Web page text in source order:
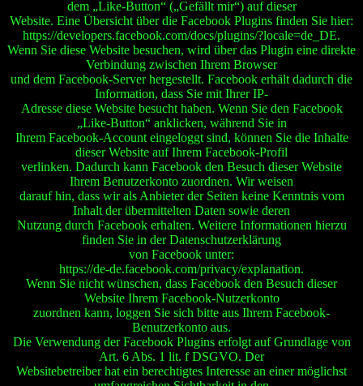
dem „Like-Button“ („Gefällt mir“) auf dieser
Website. Eine Übersicht über die Facebook Plugins finden Sie hier:
https://developers.facebook.com/docs/plugins/?locale=de_DE.
Wenn Sie diese Website besuchen, wird über das Plugin eine direkte
Verbindung zwischen Ihrem Browser
und dem Facebook-Server hergestellt. Facebook erhält dadurch die
Information, dass Sie mit Ihrer IP-
Adresse diese Website besucht haben. Wenn Sie den Facebook
„Like-Button“ anklicken, während Sie in
Ihrem Facebook-Account eingeloggt sind, können Sie die Inhalte
dieser Website auf Ihrem Facebook-Profil
verlinken. Dadurch kann Facebook den Besuch dieser Website
Ihrem Benutzerkonto zuordnen. Wir weisen
darauf hin, dass wir als Anbieter der Seiten keine Kenntnis vom
Inhalt der übermittelten Daten sowie deren
Nutzung durch Facebook erhalten. Weitere Informationen hierzu
finden Sie in der Datenschutzerklärung
von Facebook unter:
https://de-de.facebook.com/privacy/explanation.
Wenn Sie nicht wünschen, dass Facebook den Besuch dieser
Website Ihrem Facebook-Nutzerkonto
zuordnen kann, loggen Sie sich bitte aus Ihrem Facebook-
Benutzerkonto aus.
Die Verwendung der Facebook Plugins erfolgt auf Grundlage von
Art. 6 Abs. 1 lit. f DSGVO. Der
Websitebetreiber hat ein berechtigtes Interesse an einer möglichst